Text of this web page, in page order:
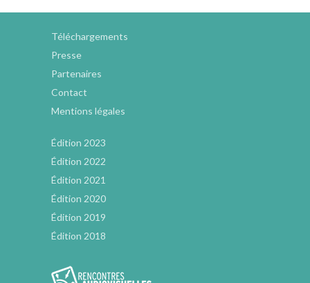
Téléchargements
Presse
Partenaires
Contact
Mentions légales
Édition 2023
Édition 2022
Édition 2021
Édition 2020
Édition 2019
Édition 2018